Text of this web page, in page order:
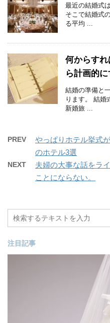
最近の結婚式
そこで結婚式
る平均 ...
何からすれ
ら計画的
結婚の準備と
ります。 結婚
新婚旅 ...
PREV
やっぱりホテル挙式
のホテル3選
NEXT
夫婦の大事な話をラ
ことにならない。
注目記事